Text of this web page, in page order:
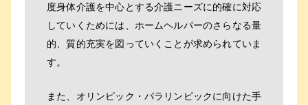
度身体介護を中心とする介護ニーズに的確に対応
していくためには、ホームヘルパーのさらなる量
的、質的充実を図っていくことが求められていま
す。
また、オリンピック・パラリンピックに向けた手